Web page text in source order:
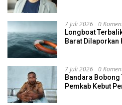
7 Juli 2026 0
Longboat
Barat Dilaporkan
7 Juli 2026 0
Bandara
Pemkab Kebut